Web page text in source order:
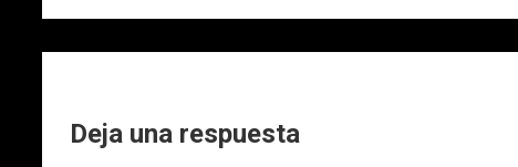
Deja una respuesta